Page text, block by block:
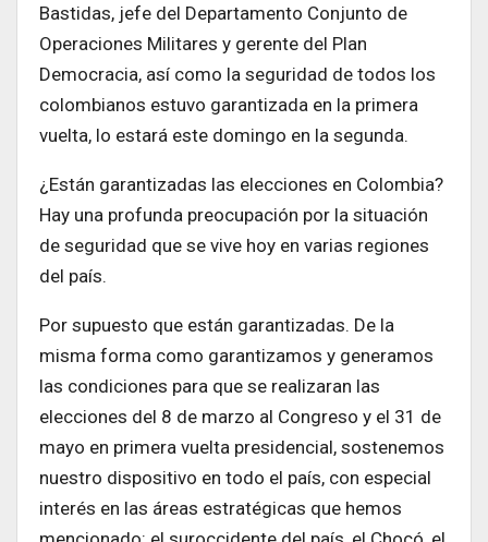
Bastidas, jefe del Departamento Conjunto de
Operaciones Militares y gerente del Plan
Democracia, así como la seguridad de todos los
colombianos estuvo garantizada en la primera
vuelta, lo estará este domingo en la segunda.
¿Están garantizadas las elecciones en Colombia?
Hay una profunda preocupación por la situación
de seguridad que se vive hoy en varias regiones
del país.
Por supuesto que están garantizadas. De la
misma forma como garantizamos y generamos
las condiciones para que se realizaran las
elecciones del 8 de marzo al Congreso y el 31 de
mayo en primera vuelta presidencial, sostenemos
nuestro dispositivo en todo el país, con especial
interés en las áreas estratégicas que hemos